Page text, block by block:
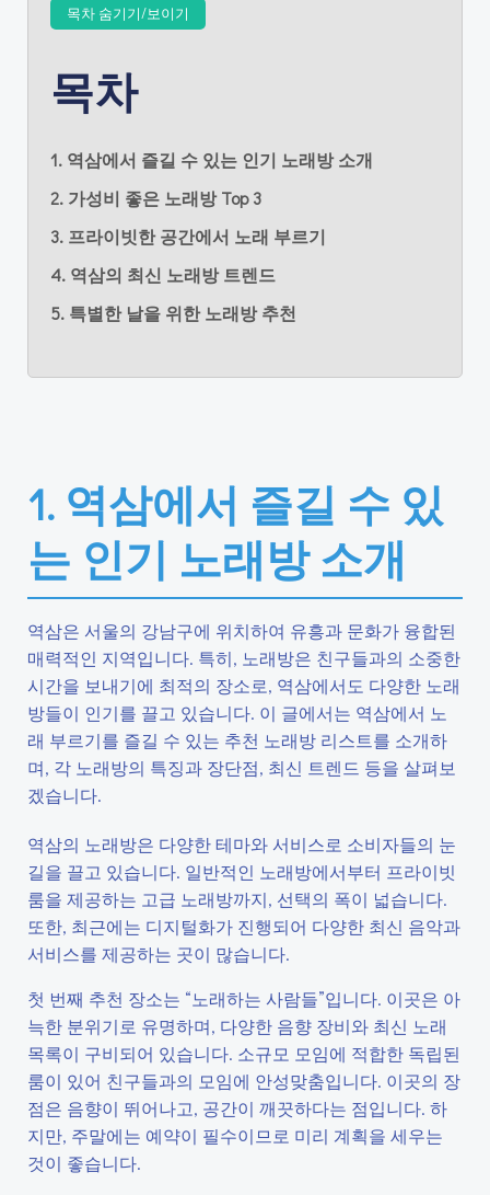
목차 숨기기/보이기
목차
1. 역삼에서 즐길 수 있는 인기 노래방 소개
2. 가성비 좋은 노래방 Top 3
3. 프라이빗한 공간에서 노래 부르기
4. 역삼의 최신 노래방 트렌드
5. 특별한 날을 위한 노래방 추천
1. 역삼에서 즐길 수 있
는 인기 노래방 소개
역삼은 서울의 강남구에 위치하여 유흥과 문화가 융합된
매력적인 지역입니다. 특히, 노래방은 친구들과의 소중한
시간을 보내기에 최적의 장소로, 역삼에서도 다양한 노래
방들이 인기를 끌고 있습니다. 이 글에서는 역삼에서 노
래 부르기를 즐길 수 있는 추천 노래방 리스트를 소개하
며, 각 노래방의 특징과 장단점, 최신 트렌드 등을 살펴보
겠습니다.
역삼의 노래방은 다양한 테마와 서비스로 소비자들의 눈
길을 끌고 있습니다. 일반적인 노래방에서부터 프라이빗
룸을 제공하는 고급 노래방까지, 선택의 폭이 넓습니다.
또한, 최근에는 디지털화가 진행되어 다양한 최신 음악과
서비스를 제공하는 곳이 많습니다.
첫 번째 추천 장소는 “노래하는 사람들”입니다. 이곳은 아
늑한 분위기로 유명하며, 다양한 음향 장비와 최신 노래
목록이 구비되어 있습니다. 소규모 모임에 적합한 독립된
룸이 있어 친구들과의 모임에 안성맞춤입니다. 이곳의 장
점은 음향이 뛰어나고, 공간이 깨끗하다는 점입니다. 하
지만, 주말에는 예약이 필수이므로 미리 계획을 세우는
것이 좋습니다.